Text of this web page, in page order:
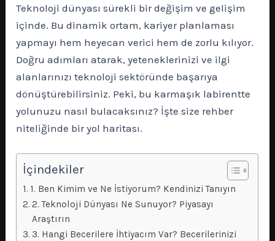
Teknoloji dünyası sürekli bir değişim ve gelişim
içinde. Bu dinamik ortam, kariyer planlaması
yapmayı hem heyecan verici hem de zorlu kılıyor.
Doğru adımları atarak, yeteneklerinizi ve ilgi
alanlarınızı teknoloji sektöründe başarıya
dönüştürebilirsiniz. Peki, bu karmaşık labirentte
yolunuzu nasıl bulacaksınız? İşte size rehber
niteliğinde bir yol haritası.
İçindekiler
1. Ben Kimim ve Ne İstiyorum? Kendinizi Tanıyın
2. Teknoloji Dünyası Ne Sunuyor? Piyasayı
Araştırın
3. Hangi Becerilere İhtiyacım Var? Becerilerinizi